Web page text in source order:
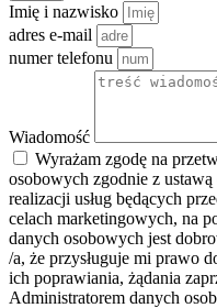
Imię i nazwisko
adres e-mail
numer telefonu
Wiadomość
Wyrażam zgodę na
osobowych zgodnie z
realizacji usług będących
celach marketingowych, na
danych osobowych jest
/a, że przysługuje mi prawo
ich poprawiania, żądania
Administratorem danych